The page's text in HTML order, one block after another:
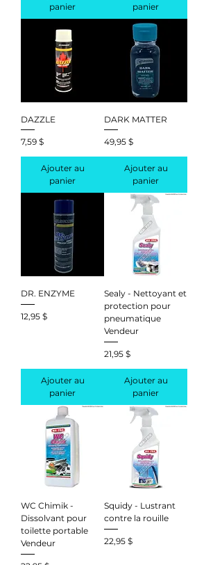
panier
panier
DAZZLE
Prix
7,59 $
Ajouter au
panier
DARK MATTER
Prix
49,95 $
Ajouter au
panier
DR. ENZYME
Prix
12,95 $
Ajouter au
panier
Sealy - Nettoyant et
protection pour
pneumatique
Vendeur
Prix
21,95 $
Ajouter au
panier
WC Chimik -
Dissolvant pour
toilette portable
Vendeur
Squidy - Lustrant
contre la rouille
Prix
22,95 $